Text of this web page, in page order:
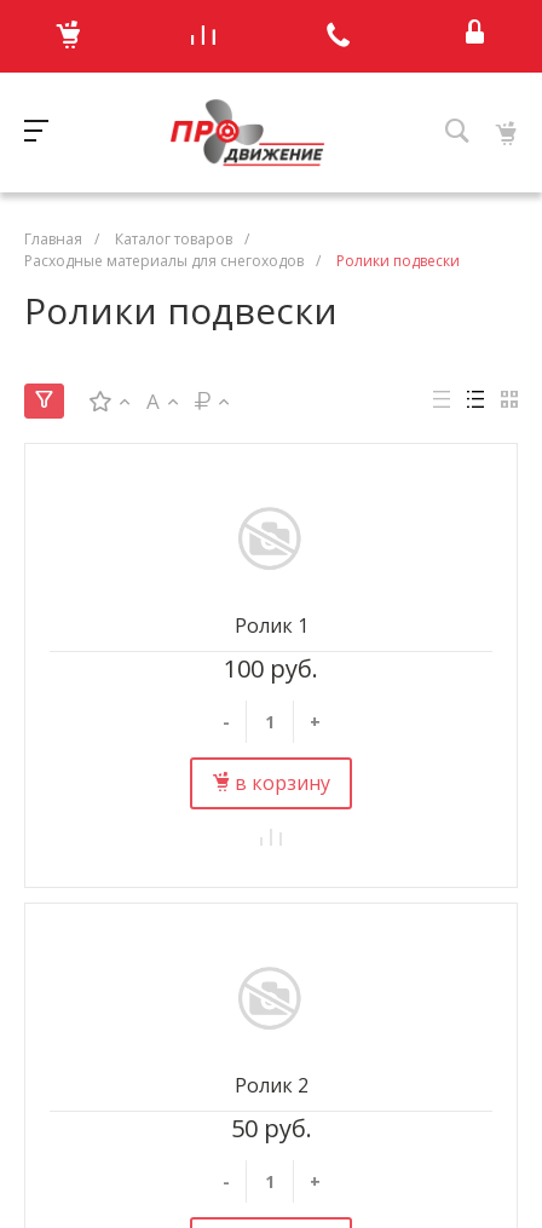
Главная / Каталог товаров /
Расходные материалы для снегоходов / Ролики подвески
Ролики подвески
A
100 руб.
- +
в корзину
Ролик 1
50 руб.
- +
Ролик 2